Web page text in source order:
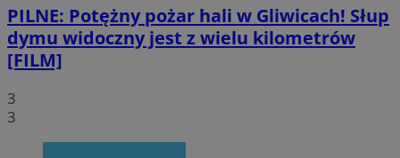
PILNE: Potężny pożar hali w Gliwicach! Słup
dymu widoczny jest z wielu kilometrów
[FILM]
3
3